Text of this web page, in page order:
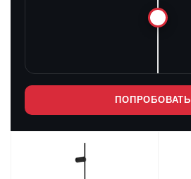
ПОПРОБОВАТЬ